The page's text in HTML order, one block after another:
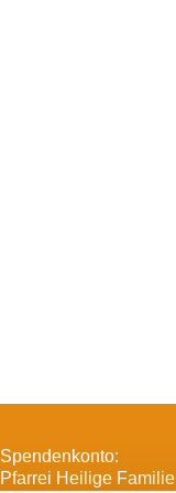
Spendenkonto:
Pfarrei Heilige Familie